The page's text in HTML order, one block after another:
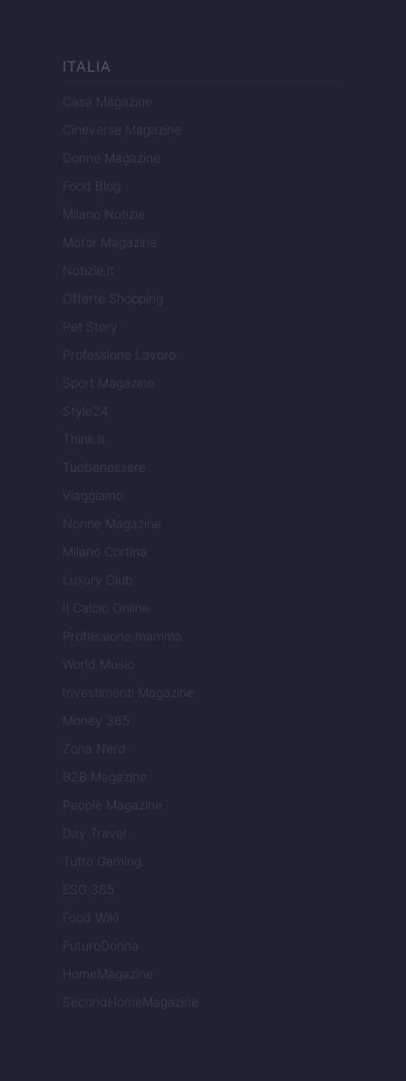
ITALIA
Casa Magazine
Cineverse Magazine
Donne Magazine
Food Blog
Milano Notizie
Motor Magazine
Notizie.it
Offerte Shopping
Pet Story
Professione Lavoro
Sport Magazine
Style24
Think.it
Tuobenessere
Viaggiamo
Nonne Magazine
Milano Cortina
Luxury Club
Il Calcio Online
Professione mamma
World Music
Investimenti Magazine
Money 365
Zona Nerd
B2B Magazine
People Magazine
Day Travel
Tutto Gaming
ESG 365
Food Wiki
FuturoDonna
HomeMagazine
SecondHomeMagazine